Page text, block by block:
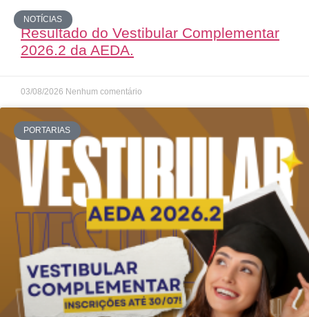
NOTÍCIAS
Resultado do Vestibular Complementar
2026.2 da AEDA.
03/08/2026 Nenhum comentário
PORTARIAS